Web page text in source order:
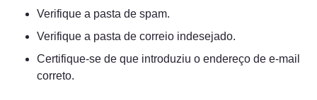
Verifique a pasta de spam.
Verifique a pasta de correio indesejado.
Certifique-se de que introduziu o endereço de e-mail
correto.